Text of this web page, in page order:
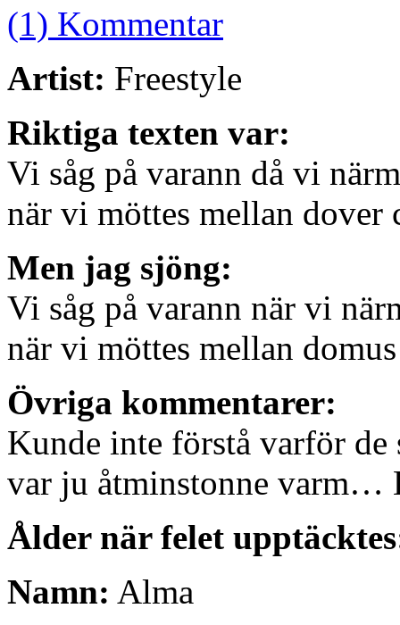
(1) Kommentar
Artist: Freestyle
Riktiga texten var:
Vi såg på varann då vi
när vi möttes mellan dover
Men jag sjöng:
Vi såg på varann när vi
när vi möttes mellan
Övriga kommentarer:
Kunde inte förstå varför de
var ju åtminstonne varm…
Ålder när felet
Namn: Alma